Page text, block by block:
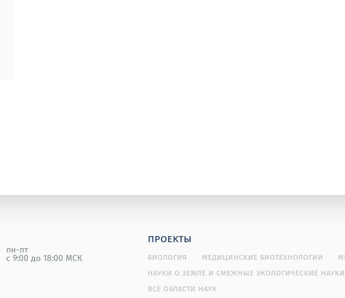
пн-пт
с 9:00 до 18:00 МСК
проекты
биология медицинские биотехнологии
науки о земле и смежные экологические науки
все области наук